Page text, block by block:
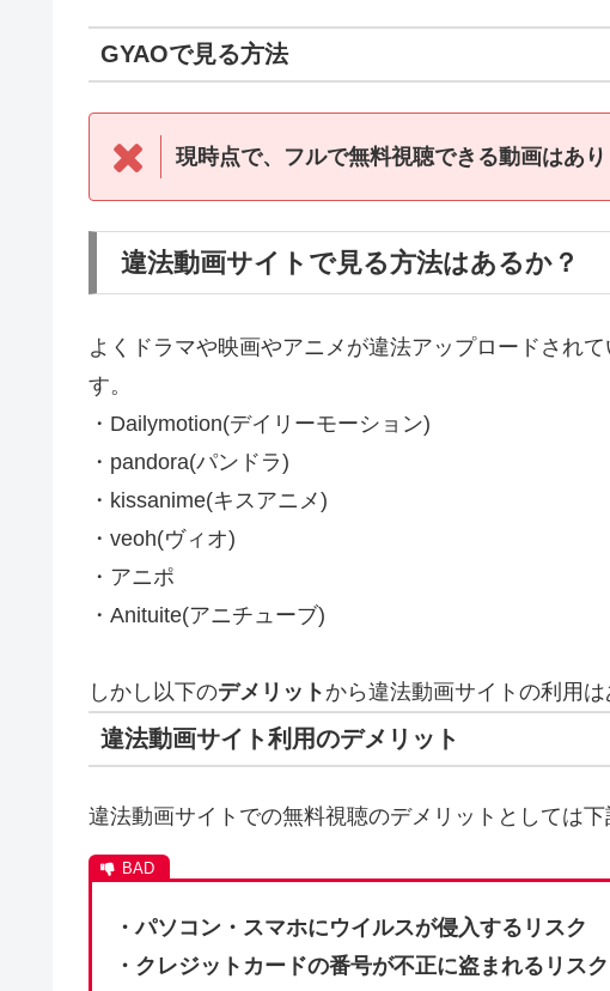
GYAOで見る方法
現時点で、フルで無料視聴できる動画はあり
違法動画サイトで見る方法はあるか？
よくドラマや映画やアニメが違法アップロードされ
す。
・Dailymotion(デイリーモーション)
・pandora(パンドラ)
・kissanime(キスアニメ)
・veoh(ヴィオ)
・アニポ
・Anituite(アニチューブ)
しかし以下のデメリット から違法動画サイトの利用は
違法動画サイト利用のデメリット
違法動画サイトでの無料視聴のデメリットとしては下
・パソコン・スマホにウイルスが侵入するリスク
・クレジットカードの番号が不正に盗まれるリスク